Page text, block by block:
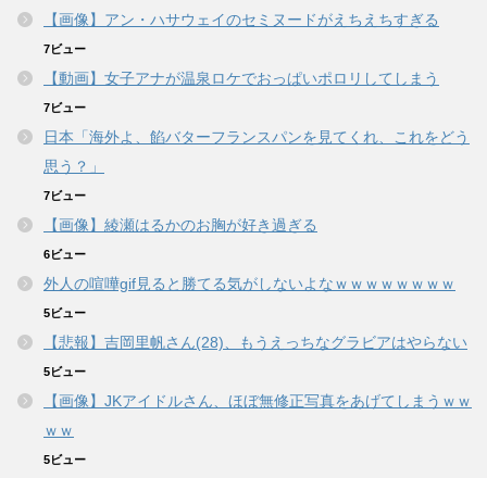
【画像】アン・ハサウェイのセミヌードがえちえちすぎる
7ビュー
【動画】女子アナが温泉ロケでおっぱいポロリしてしまう
7ビュー
日本「海外よ、餡バターフランスパンを見てくれ、これをどう
思う？」
7ビュー
【画像】綾瀬はるかのお胸が好き過ぎる
6ビュー
外人の喧嘩gif見ると勝てる気がしないよなｗｗｗｗｗｗｗｗ
5ビュー
【悲報】吉岡里帆さん(28)、もうえっちなグラビアはやらない
5ビュー
【画像】JKアイドルさん、ほぼ無修正写真をあげてしまうｗｗ
ｗｗ
5ビュー